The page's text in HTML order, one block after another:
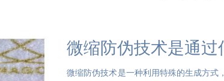
微缩防伪技术是通过
微缩防伪技术是一种利用特殊的生成方式